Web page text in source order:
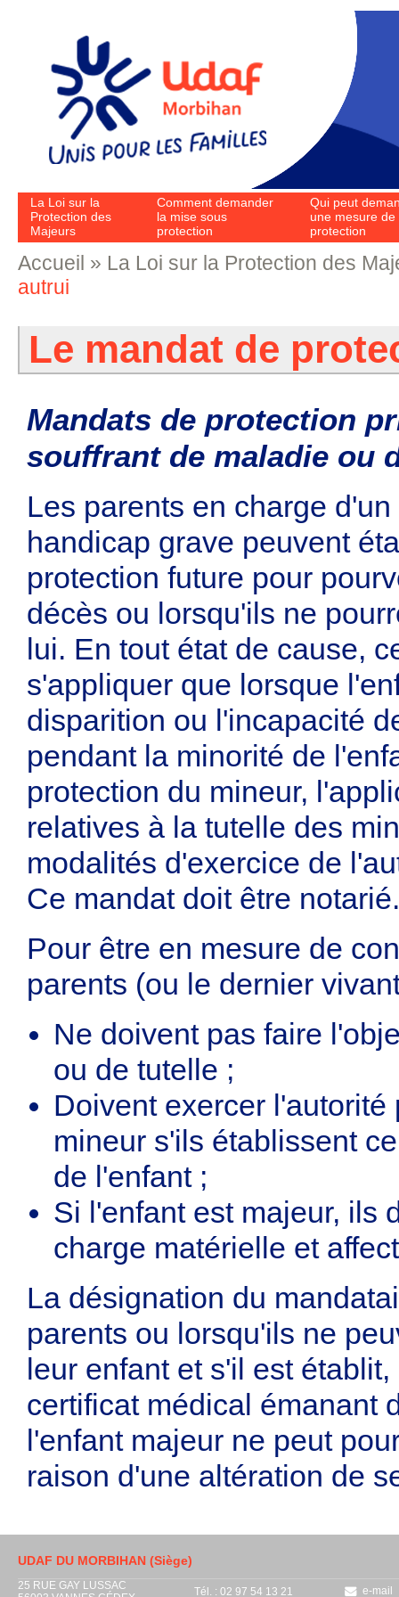
La Loi sur la
Protection des
Majeurs
Comment demander
la mise sous
protection
Qui peut
une mesure de
protection
Vous êtes ici
Accueil » La Loi sur la Protection des
autrui
Le mandat de
Mandats de protection
souffrant de maladie ou
Les parents en charge
handicap grave peuvent
protection future pour
décès ou lorsqu'ils ne
lui. En tout état de cause,
s'appliquer que lorsque
disparition ou l'incapacité
pendant la minorité de
protection du mineur,
relatives à la tutelle des
modalités d'exercice de
Ce mandat doit être notarié.
Pour être en mesure de
parents (ou le dernier
Ne doivent pas faire
ou de tutelle ;
Doivent exercer
mineur s'ils établissent
de l'enfant ;
Si l'enfant est majeur, ils
charge matérielle et
La désignation du
parents ou lorsqu'ils ne
leur enfant et s'il est
certificat médical émanant
l'enfant majeur ne peut
raison d'une altération de
UDAF DU MORBIHAN (Siège)
25 RUE GAY LUSSAC
Tél. : 02 97 54 13 21 e-mail